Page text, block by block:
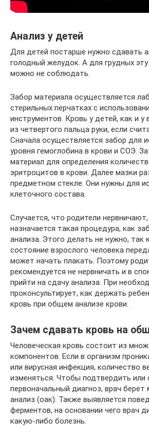
Анализ у детей
Для детей постарше нужно сдавать
голодный желудок. А для грудных
можно не соблюдать.
Забор материала осуществляется
стерильных перчатках с
инструментов. Кровь у детей, как и у
из четвертого пальца руки, если
Сначала осуществляется забор для
уровня гемоглобина в крови и СОЭ.
материал для определения
эритроцитов в крови. Далее мазки
предметном стекле. Они нужны для
клеточного состава.
Случается, что родители
назначается такая процедура, как
анализа. Этого делать не нужно, так
состояние взрослого человека
может начать плакать. Поэтому
рекомендуется не нервничать и в
прийти на сдачу анализа. При
проконсультирует, как держать
кровь при общем анализе крови.
Зачем сдавать кровь на
Человеческая кровь состоит из
компонентов. Если в организм
или вирусная инфекция, количество
изменяться. Чтобы подтвердить или
первоначальный диагноз, врач
анализ (оак). Также выявляется
ферментов, на основании чего врач
какую-либо болезнь.